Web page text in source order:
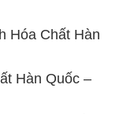
Hóa Chất Hàn
Hàn Quốc –